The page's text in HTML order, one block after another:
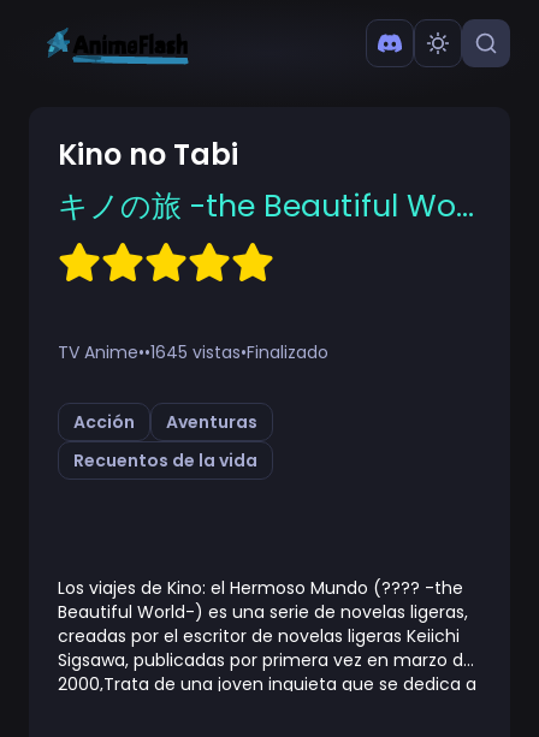
Kino no Tabi
キノの旅 -the Beautiful World-
TV Anime••1645 vistas•Finalizado
Acción
Aventuras
Recuentos de la vida
Los viajes de Kino: el Hermoso Mundo (???? -the
Beautiful World-) es una serie de novelas ligeras,
creadas por el escritor de novelas ligeras Keiichi
Sigsawa, publicadas por primera vez en marzo del
2000,Trata de una joven inquieta que se dedica a